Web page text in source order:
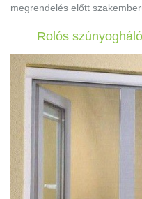
megrendelés előtt
Rolós